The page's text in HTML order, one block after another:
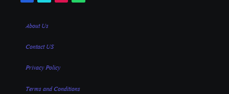
About Us
Contact US
Privacy Policy
Terms and Conditions